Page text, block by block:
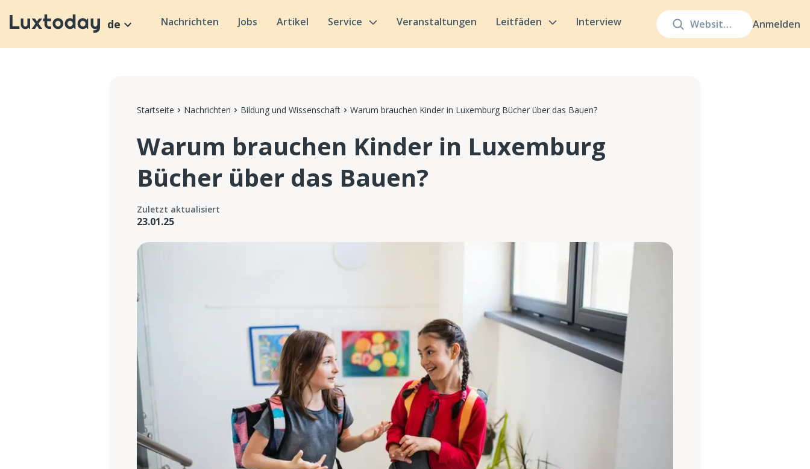
Anmelden
de Nachrichten Jobs Artikel Service Veranstaltungen Leitfäden Interview
Startseite Nachrichten Bildung und Wissenschaft Warum brauchen Kinder in Luxemburg Bücher über das Bauen?
Warum brauchen Kinder in Luxemburg
Bücher über das Bauen?
Zuletzt aktualisiert
23.01.25